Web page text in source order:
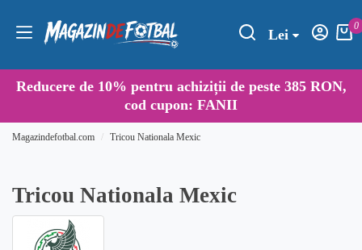
Lei
0
Reducere de 10% pentru achiziții de peste 385 RON,
cod cupon: FANII
Magazindefotbal.com Tricou Nationala Mexic
Tricou Nationala Mexic